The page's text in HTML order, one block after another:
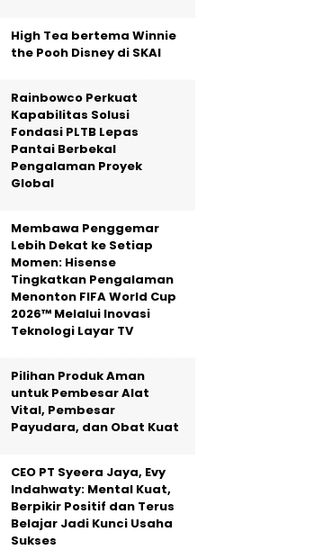
High Tea bertema Winnie
the Pooh Disney di SKAI
Rainbowco Perkuat
Kapabilitas Solusi
Fondasi PLTB Lepas
Pantai Berbekal
Pengalaman Proyek
Global
Membawa Penggemar
Lebih Dekat ke Setiap
Momen: Hisense
Tingkatkan Pengalaman
Menonton FIFA World Cup
2026™ Melalui Inovasi
Teknologi Layar TV
Pilihan Produk Aman
untuk Pembesar Alat
Vital, Pembesar
Payudara, dan Obat Kuat
CEO PT Syeera Jaya, Evy
Indahwaty: Mental Kuat,
Berpikir Positif dan Terus
Belajar Jadi Kunci Usaha
Sukses